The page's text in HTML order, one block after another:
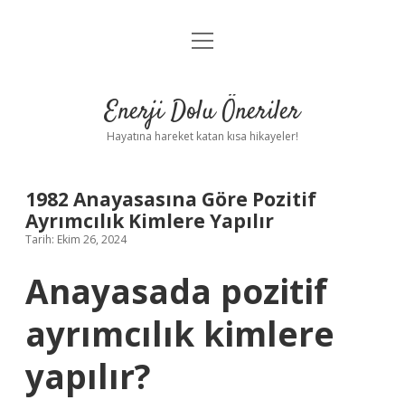
Anasayfa
Yasal Uyarı
menüyü
Enerji Dolu Öneriler
Hayatına hareket katan kısa hikayeler!
1982 Anayasasına Göre Pozitif
Ayrımcılık Kimlere Yapılır
Tarih: Ekim 26, 2024
Anayasada pozitif
ayrımcılık kimlere
yapılır?